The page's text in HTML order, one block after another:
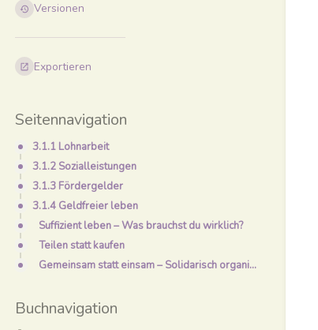
Versionen
Exportieren
Seitennavigation
3.1.1 Lohnarbeit
3.1.2 Sozialleistungen
3.1.3 Fördergelder
3.1.4 Geldfreier leben
Suffizient leben – Was brauchst du wirklich?
Teilen statt kaufen
Gemeinsam statt einsam – Solidarisch organisieren
Buchnavigation